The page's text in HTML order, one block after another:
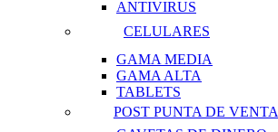
ANTIVIRUS
CELULARES
GAMA MEDIA
GAMA ALTA
TABLETS
POST PUNTA DE VENTA